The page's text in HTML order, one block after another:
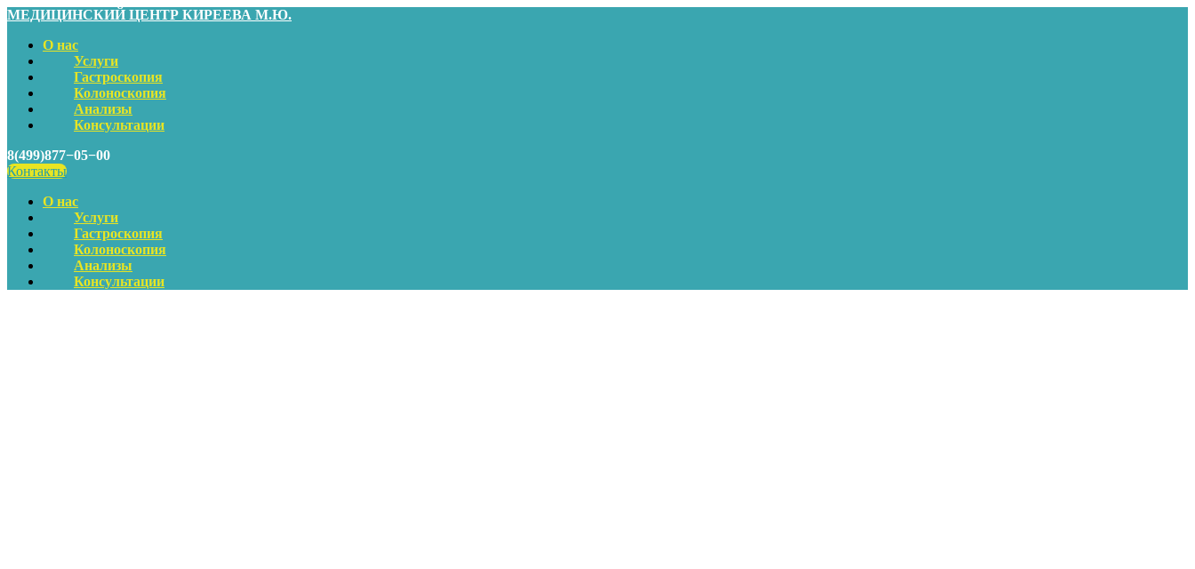
МЕДИЦИНСКИЙ ЦЕНТР КИРЕЕВА М.Ю.
О нас
Услуги
Гастроскопия
Колоноскопия
Анализы
Консультации
8(499)877−05−00
Контакты
О нас
Услуги
Гастроскопия
Колоноскопия
Анализы
Консультации